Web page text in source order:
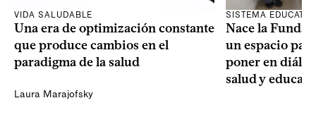
VIDA SALUDABLE
Una era de optimización constante
que produce cambios en el
paradigma de la salud
Laura Marajofsky
SISTEMA
Nace la
un espacio
poner en
salud y